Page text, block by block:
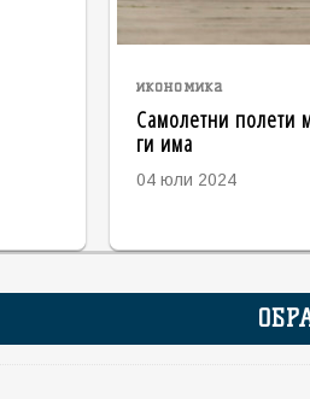
икономика
Самолетни полети
ги има
04 юли 2024